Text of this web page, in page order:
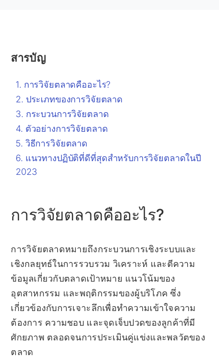
สารบัญ
การวิจัยตลาดคืออะไร?
ประเภทของการวิจัยตลาด
กระบวนการวิจัยตลาด
ตัวอย่างการวิจัยตลาด
วิธีการวิจัยตลาด
แนวทางปฏิบัติที่ดีที่สุดสำหรับการวิจัยตลาดในปี
2023
การวิจัยตลาดคืออะไร?
การวิจัยตลาดหมายถึงกระบวนการเชิงระบบและ
เชิงกลยุทธ์ในการรวบรวม วิเคราะห์ และตีความ
ข้อมูลเกี่ยวกับตลาดเป้าหมาย แนวโน้มของ
อุตสาหกรรม และพฤติกรรมของผู้บริโภค ซึ่ง
เกี่ยวข้องกับการเจาะลึกเพื่อทำความเข้าใจความ
ต้องการ ความชอบ และจุดเจ็บปวดของลูกค้าที่มี
ศักยภาพ ตลอดจนการประเมินคู่แข่งและพลวัตของ
ตลาด